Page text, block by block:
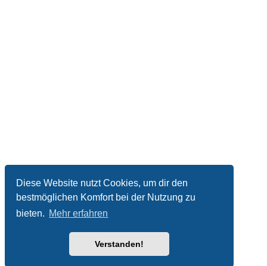
Diese Website nutzt Cookies, um dir den
bestmöglichen Komfort bei der Nutzung zu
bieten. Mehr erfahren
Verstanden!